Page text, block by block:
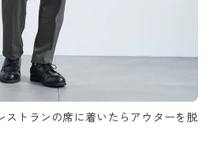
ストランの席に着いたらアウターを脱